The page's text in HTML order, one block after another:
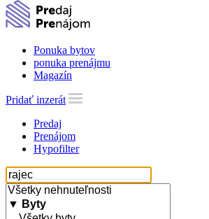
Ponuka bytov
ponuka prenájmu
Magazín
Pridať inzerát
Predaj
Prenájom
Hypofilter